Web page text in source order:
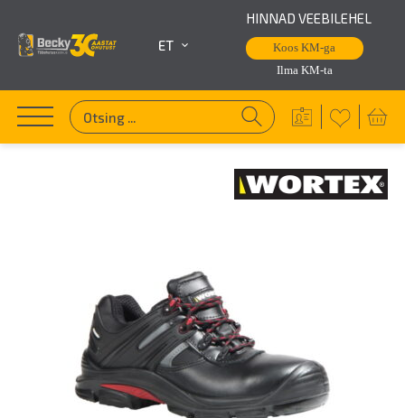
ET
HINNAD VEEBILEHEL
Koos KM-ga
Ilma KM-ta